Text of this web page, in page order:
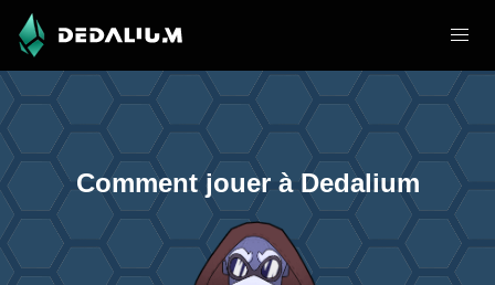
Comment jouer à Dedalium